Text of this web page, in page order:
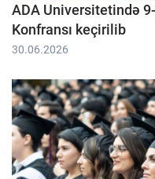
ADA Universitetində
Konfransı keçirilib
30.06.2026